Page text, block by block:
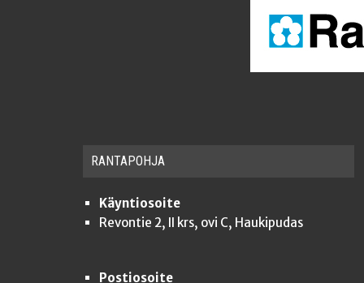
RAN­TA­POH­JA
Käyntiosoite
Revontie 2, II krs, ovi C, Haukipudas
Postiosoite